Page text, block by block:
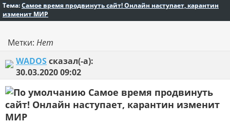
Тема:Самое время продвинуть сайт! Онлайн наступает, карантин
изменит МИР
Метки: Нет
WADOSсказал(-а):
30.03.202009:02
Самое время продвинуть
сайт! Онлайн наступает, карантин изменит
МИР